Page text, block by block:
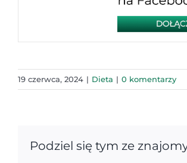
19 czerwca, 2024 | Dieta | 0 komentarzy
Podziel się tym ze